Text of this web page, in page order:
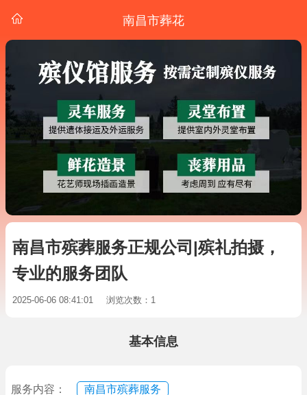
南昌市葬花
南昌市殡葬服务正规公司|殡礼拍摄，
专业的服务团队
2025-06-06 08:41:01 浏览次数：1
基本信息
服务内容： 南昌市殡葬服务